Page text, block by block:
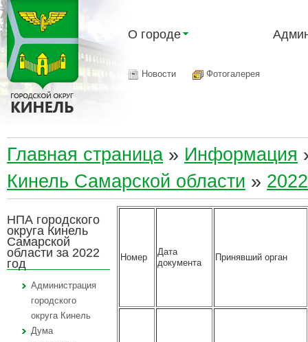
О городе
Новости Фотогалерея
Главная страница » Информация
Кинель Самарской области »
НПА городского
округа Кинель
Самарской
области за 2022
год
Администрация
городского
округа Кинель
Дума
Номер
Дата
документа
Принявший орган